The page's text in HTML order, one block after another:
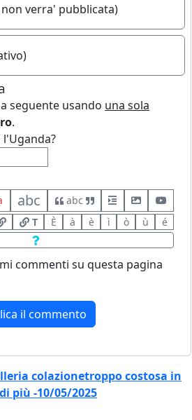
verra' pubblicata)
seguente usando una sola
.
abc
abc
T
È à è ì ò ù é
commenti su questa pagina
colazionetroppo costosa in
più -10/05/2025